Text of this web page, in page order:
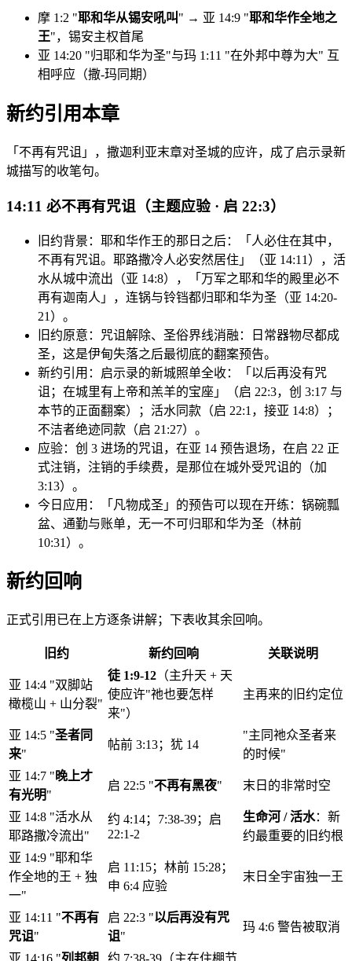
摩 1:2 "耶和华从锡安吼叫 " → 亚 14:9 "耶和华作全地之
王"，锡安主权首尾
亚 14:20 "归耶和华为圣"与玛 1:11 "在外邦中尊为大" 互
相呼应（撒-玛同期）
新约引用本章
「不再有咒诅」，撒迦利亚末章对圣城的应许，成了启示录新
城描写的收笔句。
14:11 必不再有咒诅（主题应验 · 启 22:3）
旧约背景：耶和华作王的那日之后：「人必住在其中，
不再有咒诅。耶路撒冷人必安然居住」（亚 14:11），活
水从城中流出（亚 14:8），「万军之耶和华的殿里必不
再有迦南人」，连锅与铃铛都归耶和华为圣（亚 14:20-
21）。
旧约原意：咒诅解除、圣俗界线消融：日常器物尽都成
圣，这是伊甸失落之后最彻底的翻案预告。
新约引用：启示录的新城照单全收：「以后再没有咒
诅；在城里有上帝和羔羊的宝座」（启 22:3，创 3:17 与
本节的正面翻案）；活水同款（启 22:1，接亚 14:8）；
不洁者绝迹同款（启 21:27）。
应验：创 3 进场的咒诅，在亚 14 预告退场，在启 22 正
式注销，注销的手续费，是那位在城外受咒诅的（加
3:13）。
今日应用：「凡物成圣」的预告可以现在开练：锅碗瓢
盆、通勤与账单，无一不可归耶和华为圣（林前
10:31）。
新约回响
正式引用已在上方逐条讲解；下表收其余回响。
旧约 新约回响 关联说明
亚 14:4 "双脚站
橄榄山 + 山分裂"
徒 1:9-12 （主升天 + 天
使应许"祂也要怎样
来"）
主再来的旧约定位
亚 14:5 "圣者同
来"
帖前 3:13；犹 14
"主同祂众圣者来
的时候"
亚 14:7 " 晚上才
有光明"
启 22:5 "不再有黑夜" 末日的非常时空
亚 14:8 "活水从
耶路撒冷流出"
约 4:14；7:38-39；启
22:1-2
生命河 / 活水：新
约最重要的旧约根
亚 14:9 "耶和华
作全地的王 + 独
一"
启 11:15；林前 15:28；
申 6:4 应验
末日全宇宙独一王
亚 14:11 "不再有
咒诅 "
启 22:3 "以后再没有咒
诅 "
玛 4:6 警告被取消